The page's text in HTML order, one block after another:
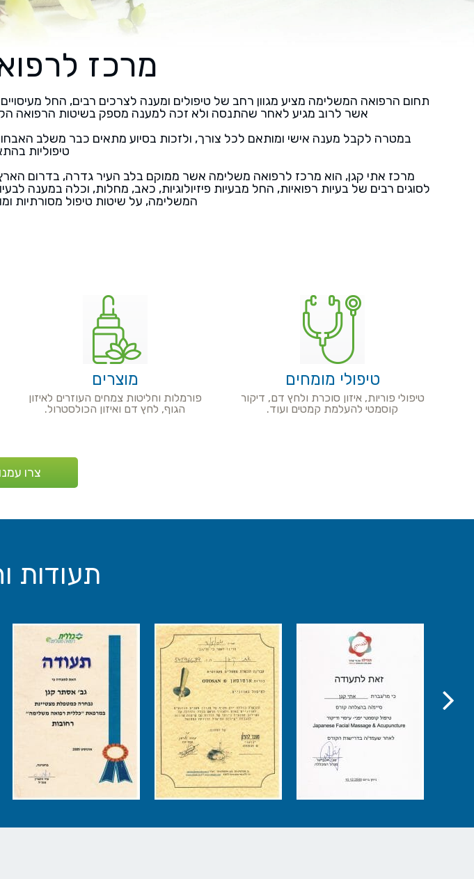
מרכז
תחום הרפואה המשלימה מציע מגוון רחב של טיפולים ומענה לצרכים רבים, החל מעיסויים
אשר לרוב מגיע לאחר שהתנסה ולא זכה למענה מספק בשיטות הרפואה
במטרה לקבל מענה אישי ומותאם לכל צורך, ולזכות בסיוע מתאים כבר משלב
טיפוליות
מרכז אתי קגן, הוא מרכז לרפואה משלימה אשר ממוקם בלב העיר גדרה, בדרום
לסוגים רבים של בעיות רפואיות, החל מבעיות פיזיולוגיות, כאב, מחלות, וכלה במענה
המשלימה, על שיטות טיפול מסורתיות
טיפולי מומחים
טיפולי פוריות, איזון סוכרת ולחץ דם, דיקור
קוסמטי להעלמת קמטים ועוד.
מוצרים
פורמלות וחליטות צמחים העוזרים לאיזון
הגוף, לחץ דם ואיזון הכולסטרול.
צרו
תעודות